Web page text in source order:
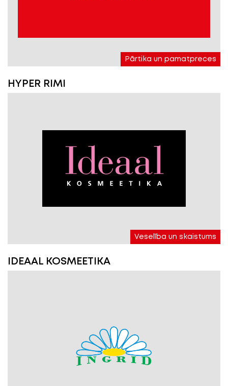
Pārtika un pamatpreces
HYPER RIMI
Veselība un skaistums
IDEAAL KOSMEETIKA